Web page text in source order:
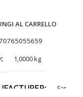
AL CARRELLO
1,0000 kg
Far